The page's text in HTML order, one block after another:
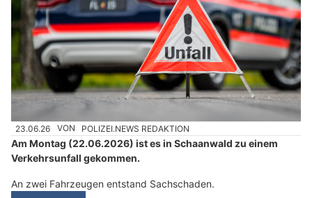
23.06.26 VON POLIZEI.NEWS REDAKTION
Am Montag (22.06.2026) ist es in Schaanwald zu einem
Verkehrsunfall gekommen.
An zwei Fahrzeugen entstand Sachschaden.